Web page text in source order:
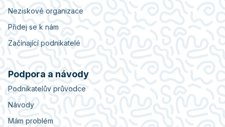
Neziskové organizace
Přidej se k nám
Začínající podnikatelé
Podpora a návody
Podnikatelův průvodce
Návody
Mám problém